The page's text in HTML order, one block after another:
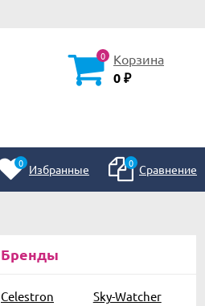
0 Корзина
0 ₽
0 Избранные 0 Сравнение
Бренды
Celestron
Sky-Watcher